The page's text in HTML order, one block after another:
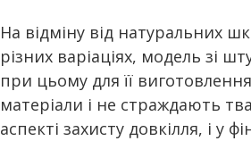
На відміну від натуральних
різних варіаціях, модель зі
при цьому для її
матеріали і не страждають
аспекті захисту довкілля, і у